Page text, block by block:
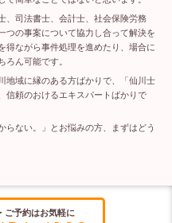
司法書士、会計士、社会保険労務
つの事案について協力し合って解決を
得ながら事件処理を進めたり、場合に
ん可能です。
域に縁のある方ばかりで、「仙川士
信頼のおけるエキスパートばかりで
ない。」とお悩みの方、まずはどう
ご予約はお気軽に